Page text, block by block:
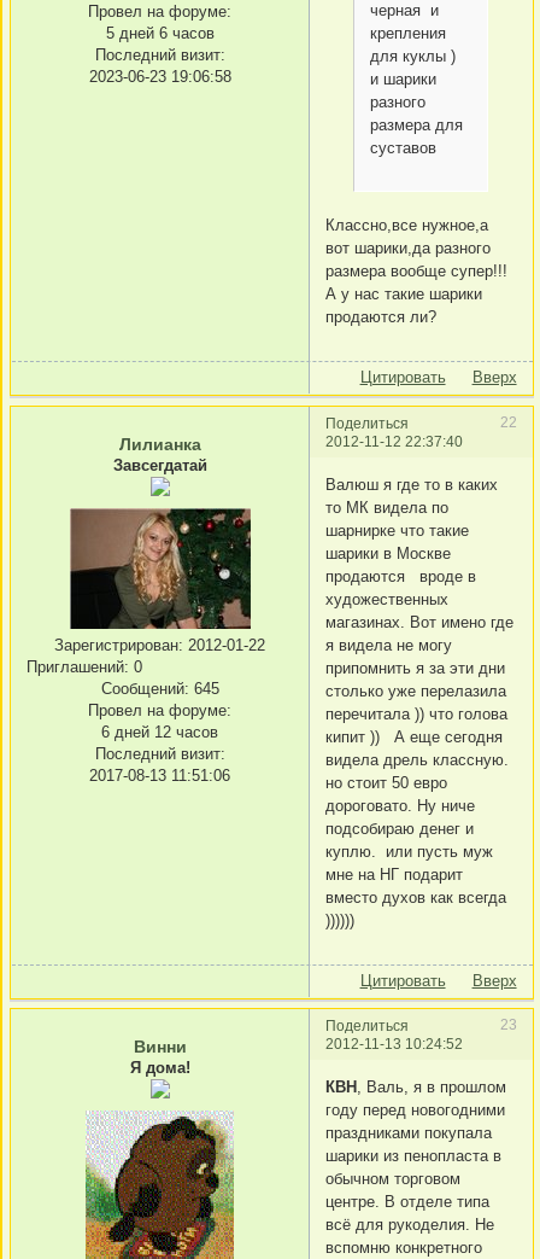
Провел на форуме:
5 дней 6 часов
Последний визит:
2023-06-23 19:06:58
черная и
крепления
для куклы )
и шарики
разного
размера для
суставов
Классно,все нужное,а
вот шарики,да разного
размера вообще супер!!!
А у нас такие шарики
продаются ли?
Цитировать Вверх
Поделиться
22
2012-11-12 22:37:40
Лилианка
Завсегдатай
Зарегистрирован: 2012-01-22
Приглашений: 0
Сообщений: 645
Провел на форуме:
6 дней 12 часов
Последний визит:
2017-08-13 11:51:06
Валюш я где то в каких
то МК видела по
шарнирке что такие
шарики в Москве
продаются вроде в
художественных
магазинах. Вот имено где
я видела не могу
припомнить я за эти дни
столько уже перелазила
перечитала )) что голова
кипит )) А еще сегодня
видела дрель классную.
но стоит 50 евро
дороговато. Ну ниче
подсобираю денег и
куплю. или пусть муж
мне на НГ подарит
вместо духов как всегда
))))))
Цитировать Вверх
Поделиться
23
2012-11-13 10:24:52
Винни
Я дома!
КВН , Валь, я в прошлом
году перед новогодними
праздниками покупала
шарики из пенопласта в
обычном торговом
центре. В отделе типа
всё для рукоделия. Не
вспомню конкретного